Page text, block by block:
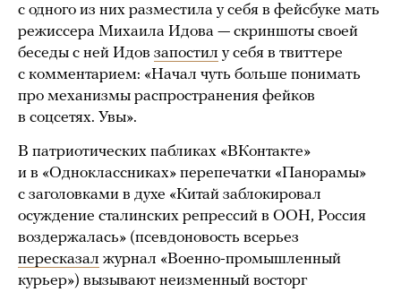
с одного из них разместила у себя в фейсбуке мать
режиссера Михаила Идова — скриншоты своей
беседы с ней Идов запостил у себя в твиттере
с комментарием: «Начал чуть больше понимать
про механизмы распространения фейков
в соцсетях. Увы».
В патриотических пабликах «ВКонтакте»
и в «Одноклассниках» перепечатки «Панорамы»
с заголовками в духе «Китай заблокировал
осуждение сталинских репрессий в ООН, Россия
воздержалась» (псевдоновость всерьез
пересказал журнал «Военно-промышленный
курьер») вызывают неизменный восторг